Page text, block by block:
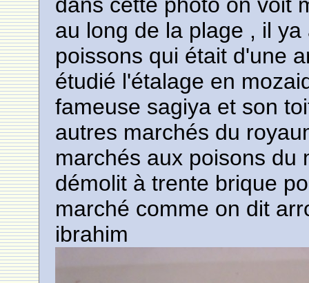
au long de la plage , il
poissons qui était d'une
étudié l'étalage en
fameuse sagiya et son
autres marchés du
marchés aux poisons du
démolit à trente brique
marché comme on dit
ibrahim